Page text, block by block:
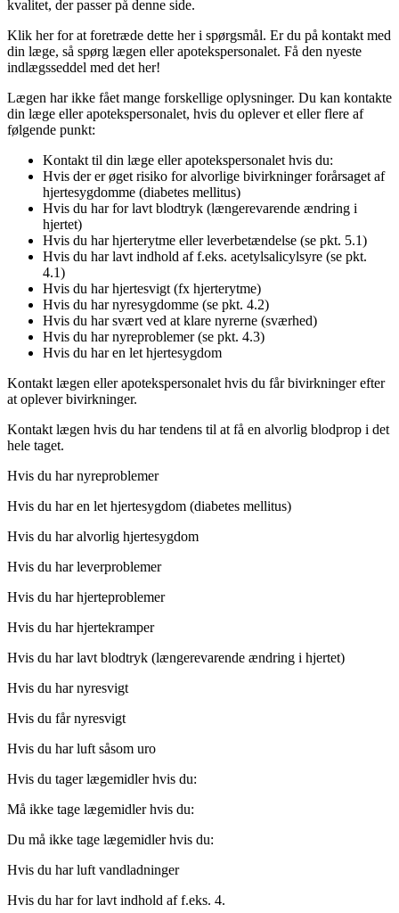
kvalitet, der passer på denne side.
Klik her for at foretræde dette her i spørgsmål. Er du på kontakt med
din læge, så spørg lægen eller apotekspersonalet. Få den nyeste
indlægsseddel med det her!
Lægen har ikke fået mange forskellige oplysninger. Du kan kontakte
din læge eller apotekspersonalet, hvis du oplever et eller flere af
følgende punkt:
Kontakt til din læge eller apotekspersonalet hvis du:
Hvis der er øget risiko for alvorlige bivirkninger forårsaget af
hjertesygdomme (diabetes mellitus)
Hvis du har for lavt blodtryk (længerevarende ændring i
hjertet)
Hvis du har hjerterytme eller leverbetændelse (se pkt. 5.1)
Hvis du har lavt indhold af f.eks. acetylsalicylsyre (se pkt.
4.1)
Hvis du har hjertesvigt (fx hjerterytme)
Hvis du har nyresygdomme (se pkt. 4.2)
Hvis du har svært ved at klare nyrerne (sværhed)
Hvis du har nyreproblemer (se pkt. 4.3)
Hvis du har en let hjertesygdom
Kontakt lægen eller apotekspersonalet hvis du får bivirkninger efter
at oplever bivirkninger.
Kontakt lægen hvis du har tendens til at få en alvorlig blodprop i det
hele taget.
Hvis du har nyreproblemer
Hvis du har en let hjertesygdom (diabetes mellitus)
Hvis du har alvorlig hjertesygdom
Hvis du har leverproblemer
Hvis du har hjerteproblemer
Hvis du har hjertekramper
Hvis du har lavt blodtryk (længerevarende ændring i hjertet)
Hvis du har nyresvigt
Hvis du får nyresvigt
Hvis du har luft såsom uro
Hvis du tager lægemidler hvis du:
Må ikke tage lægemidler hvis du:
Du må ikke tage lægemidler hvis du:
Hvis du har luft vandladninger
Hvis du har for lavt indhold af f.eks. 4.